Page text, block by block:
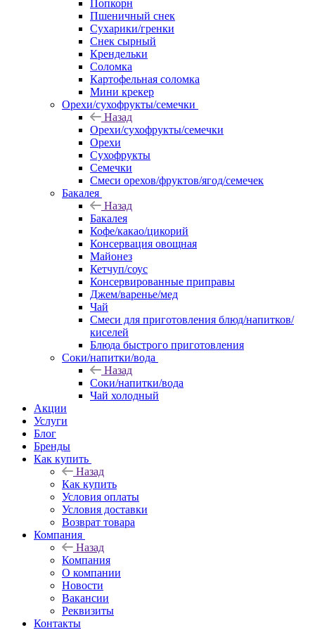
Попкорн
Пшеничный снек
Сухарики/гренки
Снек сырный
Крендельки
Соломка
Картофельная соломка
Мини крекер
Орехи/сухофрукты/семечки
Назад
Орехи/сухофрукты/семечки
Орехи
Сухофрукты
Семечки
Смеси орехов/фруктов/ягод/семечек
Бакалея
Назад
Бакалея
Кофе/какао/цикорий
Консервация овощная
Майонез
Кетчуп/соус
Консервированные приправы
Джем/варенье/мед
Чай
Смеси для приготовления блюд/напитков/
киселей
Блюда быстрого приготовления
Соки/напитки/вода
Назад
Соки/напитки/вода
Чай холодный
Акции
Услуги
Блог
Бренды
Как купить
Назад
Как купить
Условия оплаты
Условия доставки
Возврат товара
Компания
Назад
Компания
О компании
Новости
Вакансии
Реквизиты
Контакты